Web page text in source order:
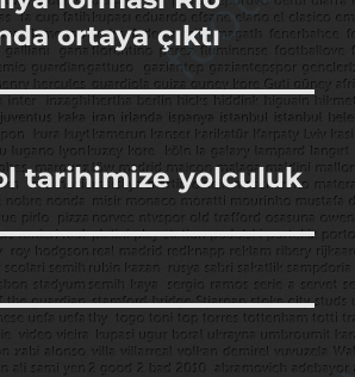
ortaya çıktı
tarihimize yolculuk